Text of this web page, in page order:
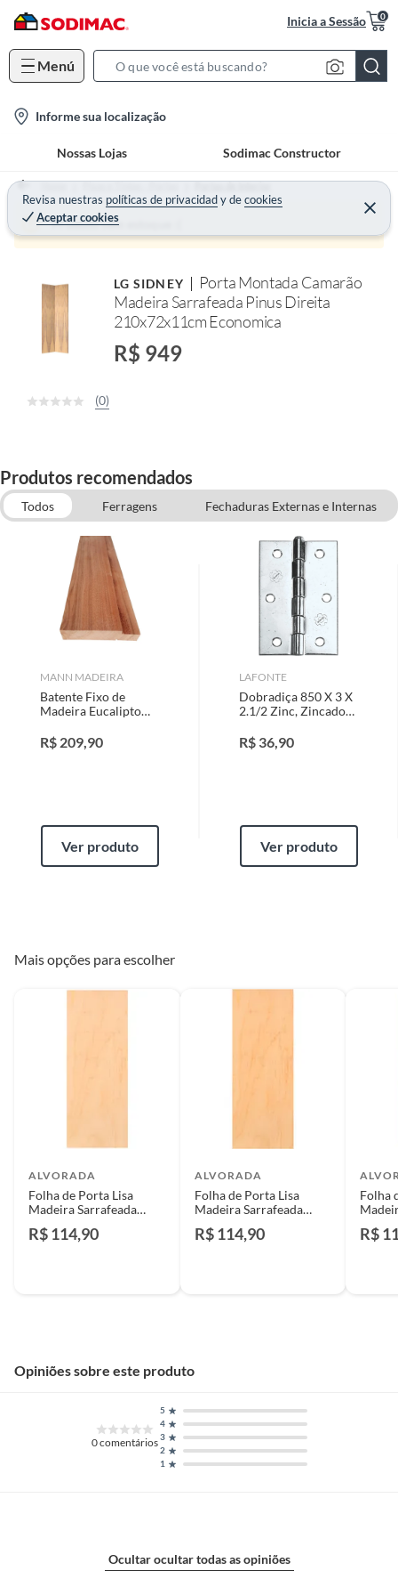
Inicia a Sessão 0
Menú
S
c
h
B
r
a
o
Informe sua localização
Nossas Lojas Sodimac Constructor
Revisa nuestras políticas de privacidadydecookies
Aceptar cookies
Home Pisos e Tintas - Portas Portas de Interior
Produto sem estoque :(
LG SIDNEY
Porta Montada Camarão
Madeira Sarrafeada Pinus Direita
210x72x11cm Economica
R$ 949
(0)
Produtos recomendados
Todos Ferragens
Fechaduras Externas e Internas
MANN MADEIRA
Batente Fixo de
Madeira Eucalipto
Mann Madeiras
R$ 209,90
Ver produto
LAFONTE
Dobradiça 850 X 3 X
2.1/2 Zinc, Zincado
R$ 36,90
Ver produto
Mais opções para escolher
ALVORADA
Folha de Porta Lisa
Madeira Sarrafeada
210x72x3,5cm
R$ 114,90
ALVORADA
Folha de Porta Lisa
Madeira Sarrafeada
210x62x3,5cm
R$ 114,90
Folha
R$
Opiniões sobre este produto
0comentários
1
2
3
4
5
Ocultar ocultar todas as opiniões